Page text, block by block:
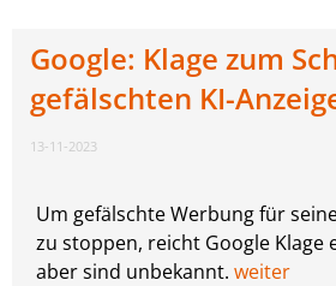
Google: Klage zum
gefälschten KI-
13-11-2023
Um gefälschte Werbung für
zu stoppen, reicht Google Klage
aber sind unbekannt. weiter